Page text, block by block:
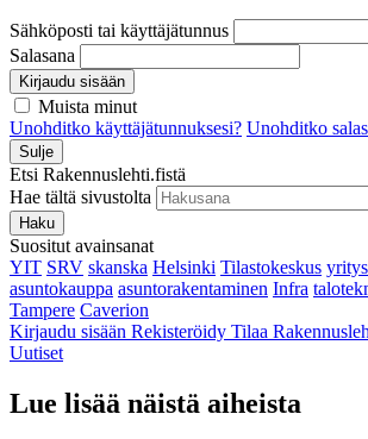
Sähköposti tai käyttäjätunnus
Salasana
Kirjaudu sisään
Muista minut
Unohditko käyttäjätunnuksesi? Unohditko
Sulje
Etsi Rakennuslehti.fistä
Hae tältä sivustolta
Haku
Suositut avainsanat
YIT SRV skanska Helsinki Tilastokeskus
asuntokauppa asuntorakentaminen Infra
Tampere Caverion
Kirjaudu sisään Rekisteröidy Tilaa
Uutiset
Lue lisää näistä aiheista